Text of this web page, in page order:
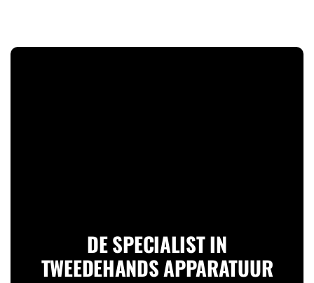
DE SPECIALIST IN
TWEEDEHANDS APPARATUUR